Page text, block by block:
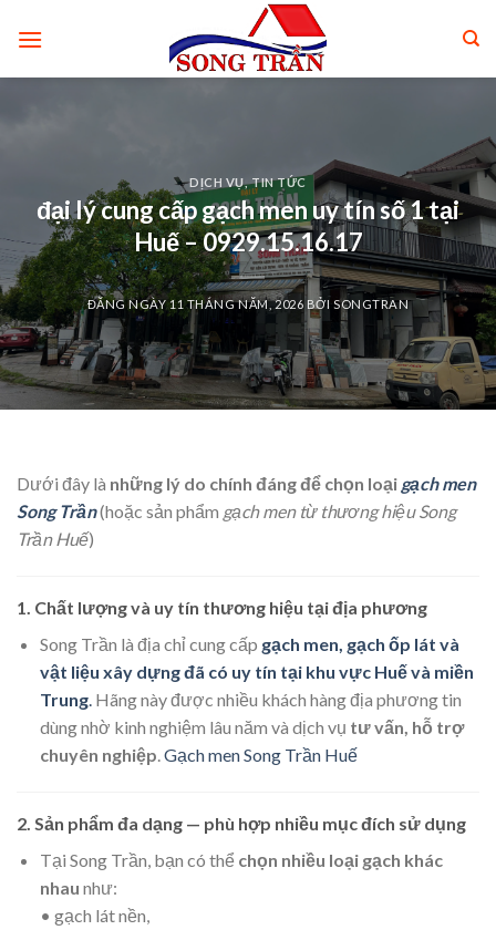
DỊCH VỤ,TIN TỨC
đại lý cung cấp gạch men uy tín số 1 tại
Huế – 0929.15.16.17
ĐĂNG NGÀY11 THÁNG NĂM, 2026 BỞISONGTRAN
Dưới đây là những lý do chính đáng để chọn loại gạch men
Song Trần(hoặc sản phẩm gạch men từ thương hiệu Song
Trần Huế)
1. Chất lượng và uy tín thương hiệu tại địa phương
Song Trần là địa chỉ cung cấp gạch men, gạch ốp lát và
vật liệu xây dựng đã có uy tín tại khu vực Huế và miền
Trung. Hãng này được nhiều khách hàng địa phương tin
dùng nhờ kinh nghiệm lâu năm và dịch vụ tư vấn, hỗ trợ
chuyên nghiệp Gạch men Song Trần Huế
2. Sản phẩm đa dạng — phù hợp nhiều mục đích sử dụng
Tại Song Trần, bạn có thể chọn nhiều loại gạch khác
nhau như:
• gạch lát nền,